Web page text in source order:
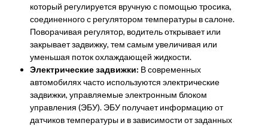
который регулируется вручную с помощью тросика,
соединенного с регулятором температуры в салоне.
Поворачивая регулятор, водитель открывает или
закрывает задвижку, тем самым увеличивая или
уменьшая поток охлаждающей жидкости.
Электрические задвижки: В современных
автомобилях часто используются электрические
задвижки, управляемые электронным блоком
управления (ЭБУ). ЭБУ получает информацию от
датчиков температуры и в зависимости от заданных